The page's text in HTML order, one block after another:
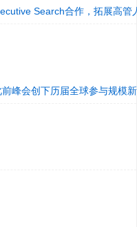
Search合作，拓展高管
峰会创下历届全球参与规模